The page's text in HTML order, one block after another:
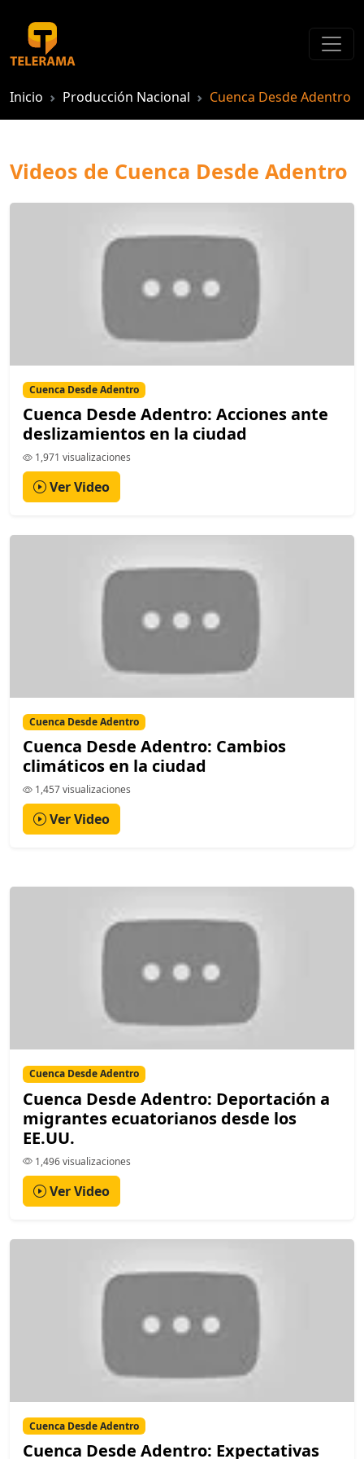
Inicio Producción Nacional Cuenca Desde Adentro
Videos de Cuenca Desde Adentro
Cuenca Desde Adentro
Cuenca Desde Adentro: Acciones ante
deslizamientos en la ciudad
1,971 visualizaciones
Ver Video
Cuenca Desde Adentro
Cuenca Desde Adentro: Cambios
climáticos en la ciudad
1,457 visualizaciones
Ver Video
Cuenca Desde Adentro
Cuenca Desde Adentro: Deportación a
migrantes ecuatorianos desde los
EE.UU.
1,496 visualizaciones
Ver Video
Cuenca Desde Adentro
Cuenca Desde Adentro: Expectativas